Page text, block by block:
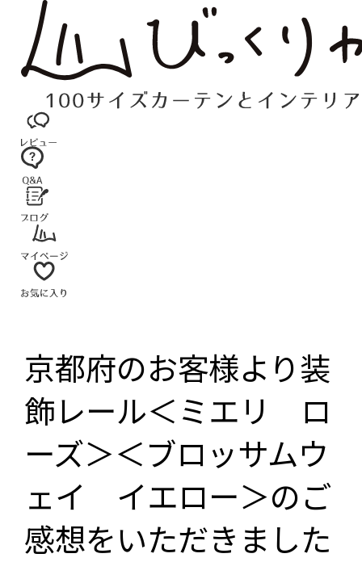
京都府のお客様より装
飾レール＜ミエリ ロ
ーズ＞＜ブロッサムウ
ェイ イエロー＞のご
感想をいただきました